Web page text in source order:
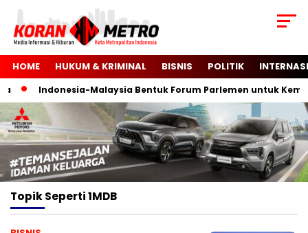
HOME HUKUM & KRIMINAL BISNIS POLITIK
Indonesia-Malaysia Bentuk Forum Parlemen untuk
TopikSeperti 1MDB